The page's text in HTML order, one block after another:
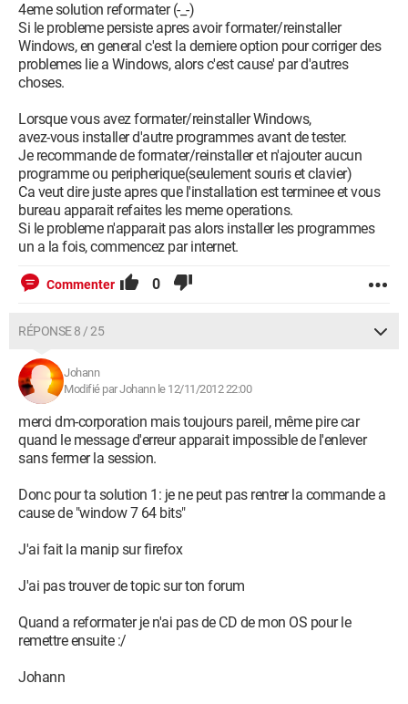
4eme solution reformater (-_-)
Si le probleme persiste apres avoir formater/reinstaller
Windows, en general c'est la derniere option pour corriger des
problemes lie a Windows, alors c'est cause' par d'autres
choses.
Lorsque vous avez formater/reinstaller Windows,
avez-vous installer d'autre programmes avant de tester.
Je recommande de formater/reinstaller et n'ajouter aucun
programme ou peripherique(seulement souris et clavier)
Ca veut dire juste apres que l'installation est terminee et vous
bureau apparait refaites les meme operations.
Si le probleme n'apparait pas alors installer les programmes
un a la fois, commencez par internet.
Commenter 0
RÉPONSE 8 / 25
Johann
Modifié par Johann le 12/11/2012 22:00
merci dm-corporation mais toujours pareil, même pire car
quand le message d'erreur apparait impossible de l'enlever
sans fermer la session.
Donc pour ta solution 1: je ne peut pas rentrer la commande a
cause de "window 7 64 bits"
J'ai fait la manip sur firefox
J'ai pas trouver de topic sur ton forum
Quand a reformater je n'ai pas de CD de mon OS pour le
remettre ensuite :/
Johann